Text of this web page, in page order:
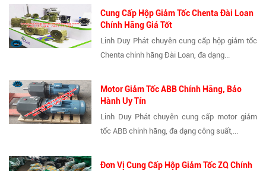
Cung Cấp Hộp Giảm Tốc Chenta Đài Loan
Chính Hãng Giá Tốt
Linh Duy Phát chuyên cung cấp hộp giảm tốc
Chenta chính hãng Đài Loan, đa dạng...
Motor Giảm Tốc ABB Chính Hãng, Bảo
Hành Uy Tín
Linh Duy Phát chuyên cung cấp motor giảm
tốc ABB chính hãng, đa dạng công suất,...
Đơn Vị Cung Cấp Hộp Giảm Tốc ZQ Chính